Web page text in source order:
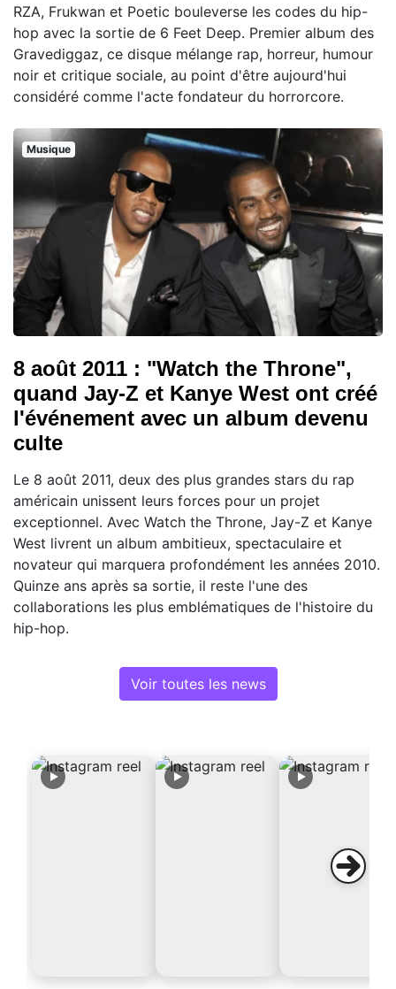
RZA, Frukwan et Poetic bouleverse les codes du hip-
hop avec la sortie de 6 Feet Deep. Premier album des
Gravediggaz, ce disque mélange rap, horreur, humour
noir et critique sociale, au point d'être aujourd'hui
considéré comme l'acte fondateur du horrorcore.
Musique
8 août 2011 : "Watch the Throne",
quand Jay-Z et Kanye West ont créé
l'événement avec un album devenu
culte
Le 8 août 2011, deux des plus grandes stars du rap
américain unissent leurs forces pour un projet
exceptionnel. Avec Watch the Throne, Jay-Z et Kanye
West livrent un album ambitieux, spectaculaire et
novateur qui marquera profondément les années 2010.
Quinze ans après sa sortie, il reste l'une des
collaborations les plus emblématiques de l'histoire du
hip-hop.
Voir toutes les news